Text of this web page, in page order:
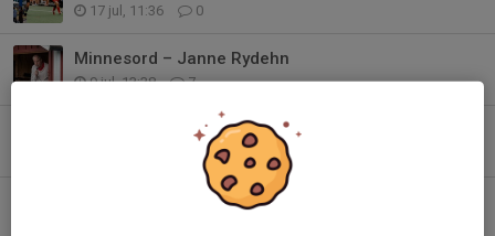
17 jul, 11:36 0
Minnesord – Janne Rydehn
9 jul, 13:38 7
Härlig Mors dag tillsammans med Nordic Wellness